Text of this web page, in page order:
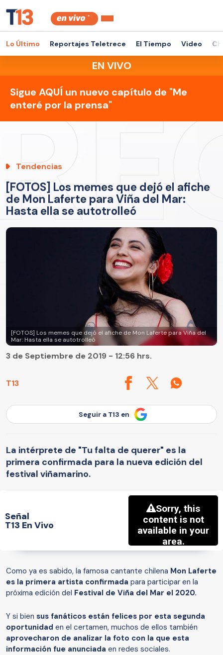
Lo Último Reportajes Teletrece El Tiempo Video
EN VIVO
Sigue AQUÍ un nuevo capítulo de "Me
enteré por la prensa"
Tendencias
[FOTOS] Los memes que dejó el afiche
de Mon Laferte para Viña del Mar:
Hasta ella se autotrolleó
[FOTOS] Los memes que dejó el afiche de Mon Laferte para Viña del
Mar: Hasta ella se autotrolleó
T13
3 de Septiembre de 2019 - 12:56 hrs.
Seguir a T13 en
La intérprete de "Tu falta de querer" es la
primera confirmada para la nueva edición del
festival viñamarino.
Señal
T13 En Vivo
Como ya es sabido, la famosa cantante chilena Mon Laferte
es la primera artista confirmada para participar en la
próxima edición del Festival de Viña del Mar el 2020.
Y si bien sus fanáticos están felices por esta segunda
oportunidad en el certamen, muchos de ellos también
aprovecharon de analizar la foto con la que esta
información fue anunciada en redes sociales.